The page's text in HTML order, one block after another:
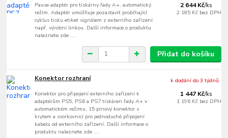
Pause adaptér pro tiskárny řady A+, automatický
režim. Adaptér umožňuje pozastavit probíhající
cyklus tisku etiket signálem z externího zařízení
např. výrobní linkou. Další informace o produktu
naleznete zde ....
2 644 Kč/ks
2 185 Kč bez DPH
Přidat do košíku
Konektor rozhraní
Konektor pro připojení externího zařízení k
adaptérům PS5, PS6 a PS7 tiskáren řady A+ v
automatickém režimu, 15 pinový konektor s
krytem a svorkovnicí pro jednoduché připojení
kabelu od externího zařízení. Další informace o
produktu naleznete zde ....
1 447 Kč/ks
1 196 Kč bez DPH
k dodání do 3 týdnů